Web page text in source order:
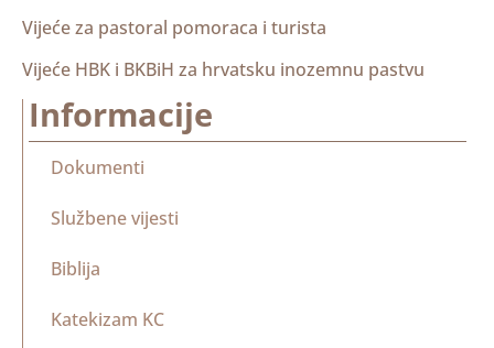
Vijeće za pastoral pomoraca i turista
Vijeće HBK i BKBiH za hrvatsku inozemnu pastvu
Informacije
Dokumenti
Službene vijesti
Biblija
Katekizam KC